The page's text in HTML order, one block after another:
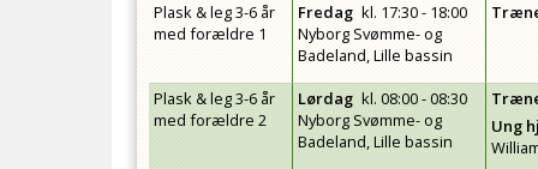
Plask & leg 3-6 år
med forældre 1
Fredag kl. 17:30 - 18:00
Nyborg Svømme- og
Badeland, Lille bassin
Plask & leg 3-6 år
med forældre 2
Lørdag kl.08:00 - 08:30
Nyborg Svømme- og
Badeland, Lille bassin
Ung